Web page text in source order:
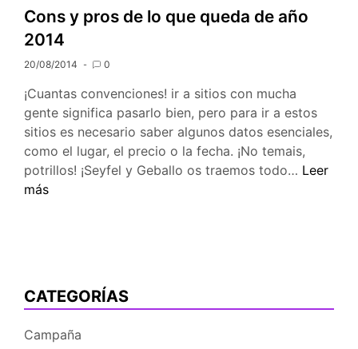
Cons y pros de lo que queda de año
2014
20/08/2014 0
¡Cuantas convenciones! ir a sitios con mucha
gente significa pasarlo bien, pero para ir a estos
sitios es necesario saber algunos datos esenciales,
como el lugar, el precio o la fecha. ¡No temais,
potrillos! ¡Seyfel y Geballo os traemos todo… Cons
Leer
más
CATEGORÍAS
Campaña